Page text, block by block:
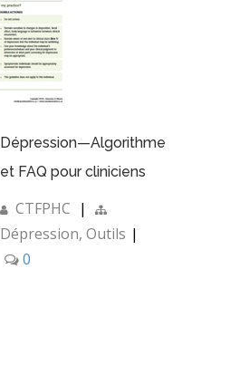
Dépression—Algorithme
et FAQ pour cliniciens
CTFPHC |
Dépression, Outils |
0